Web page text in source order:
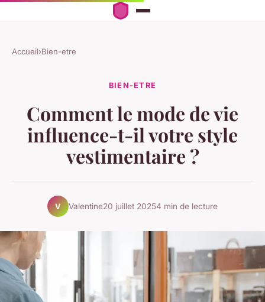
Accueil›Bien-etre
BIEN-ETRE
Comment le mode de vie
influence-t-il votre style
vestimentaire ?
V Valentine20 juillet 20254 min de lecture